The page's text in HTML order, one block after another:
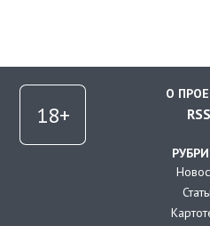
О
RSS